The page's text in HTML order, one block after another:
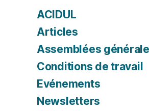
ACIDUL
Articles
Assemblées
Conditions de travail
Evénements
Newsletters